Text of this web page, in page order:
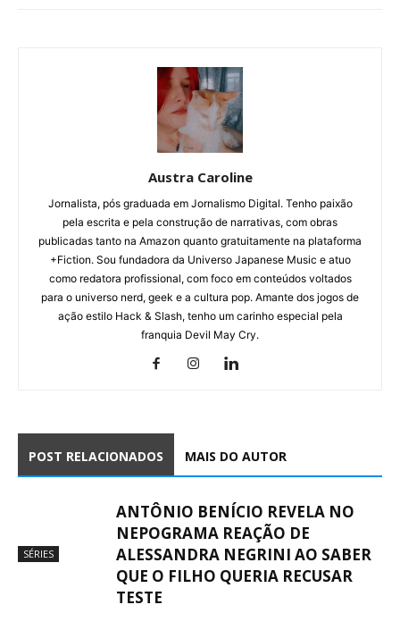
Austra Caroline
Jornalista, pós graduada em Jornalismo Digital. Tenho paixão
pela escrita e pela construção de narrativas, com obras
publicadas tanto na Amazon quanto gratuitamente na plataforma
+Fiction. Sou fundadora da Universo Japanese Music e atuo
como redatora profissional, com foco em conteúdos voltados
para o universo nerd, geek e a cultura pop. Amante dos jogos de
ação estilo Hack & Slash, tenho um carinho especial pela
franquia Devil May Cry.
POST RELACIONADOS MAIS DO AUTOR
SÉRIES
ANTÔNIO BENÍCIO REVELA NO
NEPOGRAMA REAÇÃO DE
ALESSANDRA NEGRINI AO SABER
QUE O FILHO QUERIA RECUSAR
TESTE